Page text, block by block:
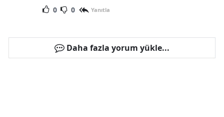
0 0 Yanıtla
Daha fazla yorum yükle...